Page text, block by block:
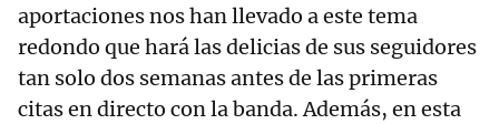
aportaciones nos han llevado a este tema
redondo que hará las delicias de sus seguidores
tan solo dos semanas antes de las primeras
citas en directo con la banda. Además, en esta